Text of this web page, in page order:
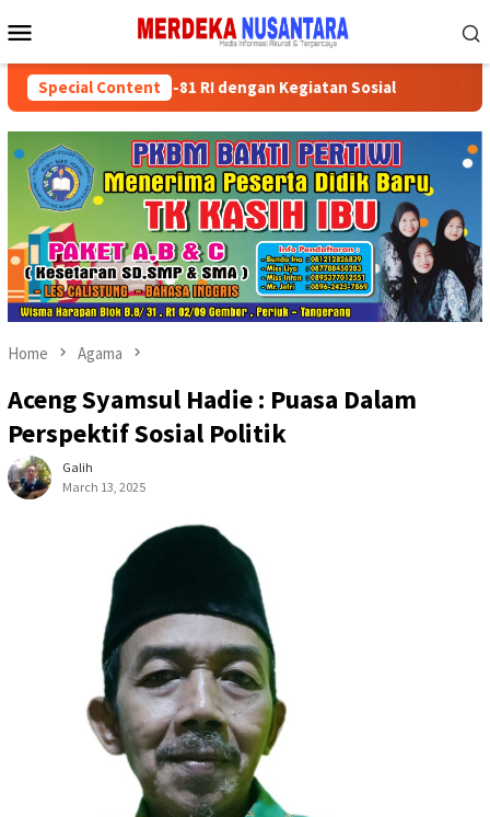
to
Menu
Special Content
HUT ke-81 RI dengan Kegiatan Sosial Partai Politik
Home Agama
Aceng Syamsul Hadie : Puasa Dalam
Perspektif Sosial Politik
Galih
March 13, 2025